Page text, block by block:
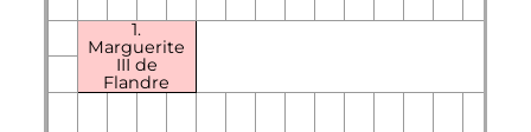
1.
Marguerite
III de
Flandre